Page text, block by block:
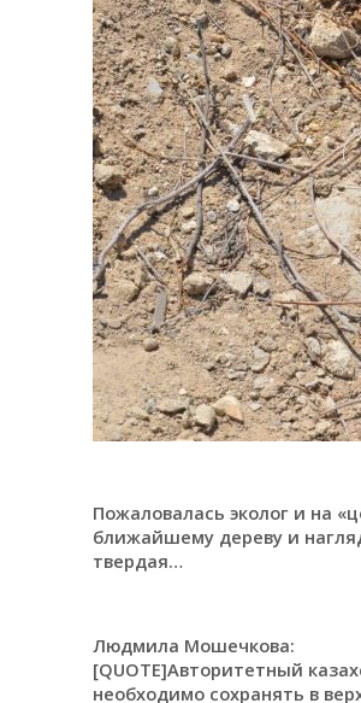
Пожаловалась эколог и на
ближайшему дереву и
твердая…
Людмила Мошечкова:
[QUOTE]Авторитетный
необходимо сохранять в